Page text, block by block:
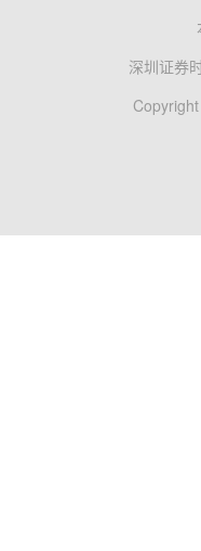
深圳证券